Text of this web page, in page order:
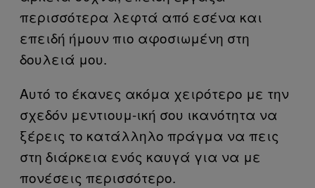
περισσότερα λεφτά από εσένα και
επειδή ήμουν πιο αφοσιωμένη στη
δουλειά μου.
Αυτό το έκανες ακόμα χειρότερο με την
σχεδόν μεντιουμ-ική σου ικανότητα να
ξέρεις το κατάλληλο πράγμα να πεις
στη διάρκεια ενός καυγά για να με
πονέσεις περισσότερο.